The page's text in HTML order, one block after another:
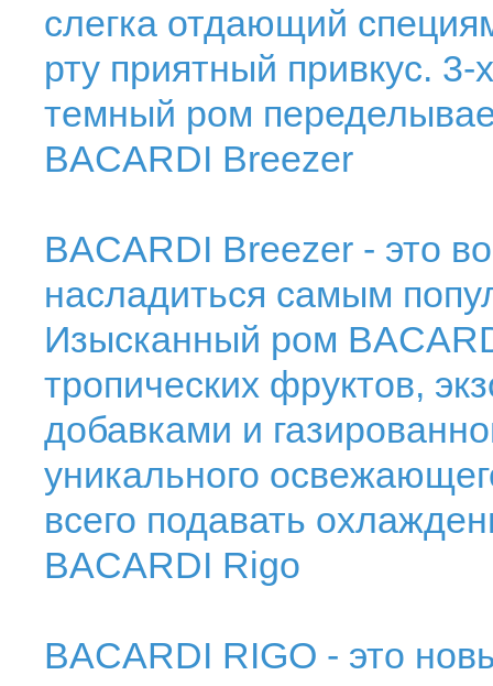
слегка отдающий
рту приятный привкус.
темный ром
BACARDI Breezer
BACARDI Breezer - это
насладиться самым
Изысканный ром
тропических фруктов,
добавками и
уникального
всего подавать
BACARDI Rigo
BACARDI RIGO - это